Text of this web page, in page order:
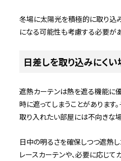
冬場に太陽光を積極的に取り込
になる可能性も考慮する必要があ
日差しを取り込みにくい
遮熱カーテンは熱を遮る機能に
時に遮ってしまうことがあります
取り入れたい部屋には不向きな
日中の明るさを確保しつつ遮熱
レースカーテンや、必要に応じ